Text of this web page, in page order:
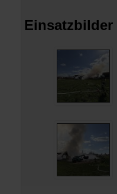
Einsatzbilder